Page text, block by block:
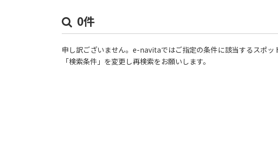
0件
申し訳ございません。e-navitaではご指定の条件に該当するスポ
「検索条件」を変更し再検索をお願いします。